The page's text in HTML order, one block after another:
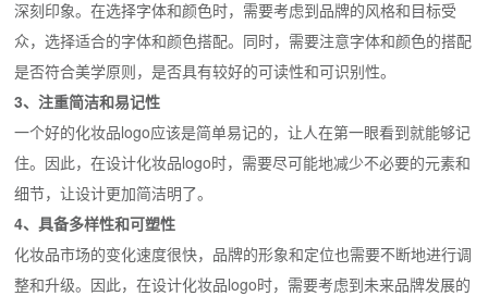
深刻印象。在选择字体和颜色时，需要考虑到品牌的风格和目标受
众，选择适合的字体和颜色搭配。同时，需要注意字体和颜色的搭配
是否符合美学原则，是否具有较好的可读性和可识别性。
3、注重简洁和易记性
一个好的化妆品logo应该是简单易记的，让人在第一眼看到就能够记
住。因此，在设计化妆品logo时，需要尽可能地减少不必要的元素和
细节，让设计更加简洁明了。
4、具备多样性和可塑性
化妆品市场的变化速度很快，品牌的形象和定位也需要不断地进行调
整和升级。因此，在设计化妆品logo时，需要考虑到未来品牌发展的